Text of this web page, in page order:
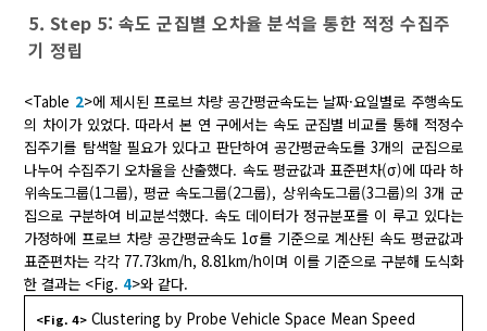
5. Step 5: 속도 군집별 오차율 분석을 통한 적정 수집주
기 정립
<Table 2>에 제시된 프로브 차량 공간평균속도는 날짜·요일별로 주행속도
의 차이가 있었다. 따라서 본 연 구에서는 속도 군집별 비교를 통해 적정수
집주기를 탐색할 필요가 있다고 판단하여 공간평균속도를 3개의 군집으로
나누어 수집주기 오차율을 산출했다. 속도 평균값과 표준편차(σ)에 따라 하
위속도그룹(1그룹), 평균 속도그룹(2그룹), 상위속도그룹(3그룹)의 3개 군
집으로 구분하여 비교분석했다. 속도 데이터가 정규분포를 이 루고 있다는
가정하에 프로브 차량 공간평균속도 1σ를 기준으로 계산된 속도 평균값과
표준편차는 각각 77.73km/h, 8.81km/h이며 이를 기준으로 구분해 도식화
한 결과는 <Fig. 4>와 같다.
<Fig. 4> Clustering by Probe Vehicle Space Mean Speed